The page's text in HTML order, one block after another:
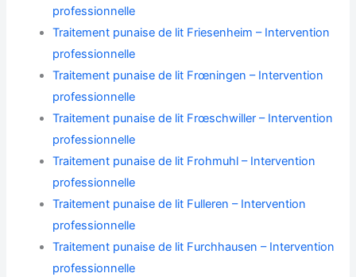
professionnelle
Traitement punaise de lit Friesenheim – Intervention
professionnelle
Traitement punaise de lit Frœningen – Intervention
professionnelle
Traitement punaise de lit Frœschwiller – Intervention
professionnelle
Traitement punaise de lit Frohmuhl – Intervention
professionnelle
Traitement punaise de lit Fulleren – Intervention
professionnelle
Traitement punaise de lit Furchhausen – Intervention
professionnelle